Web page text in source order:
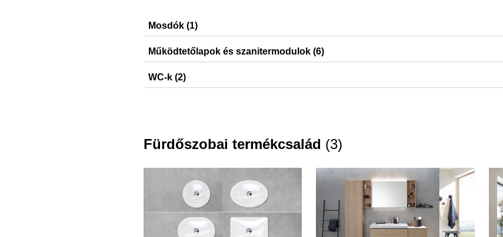
Mosdók (1)
VariForm
Működtetőlapok és szanitermodulok (6)
Sigma21, Sigma50, Sigma20, Sigma01, Sigma30, DuoFresh modulok
WC-k (2)
Fürdőszobai termékcsalád (3)